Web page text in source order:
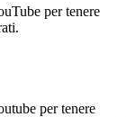
per tenere
per tenere